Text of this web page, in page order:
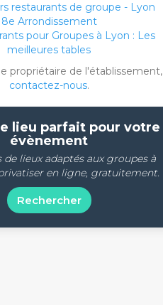
restaurants de groupe - Lyon
8e Arrondissement
pour Groupes à Lyon : Les
meilleures tables
propriétaire de l'établissement,
contactez-nous.
lieu parfait pour votre
évènement
lieux adaptés aux groupes à
en ligne, gratuitement.
Rechercher